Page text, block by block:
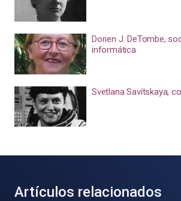
Dorien J. DeTombe,
informática
Svetlana Savítskaya,
Artículos relacionados